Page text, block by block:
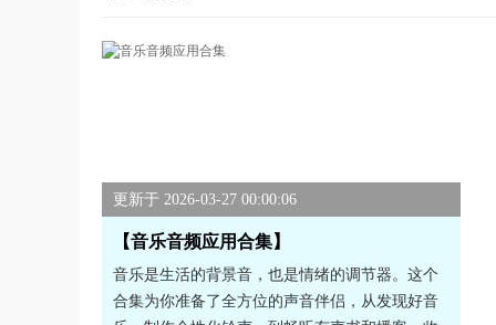
更新于 2026-03-27 00:00:06
【音乐音频应用合集】
音乐是生活的背景音，也是情绪的调节器。这个
合集为你准备了全方位的声音伴侣，从发现好音